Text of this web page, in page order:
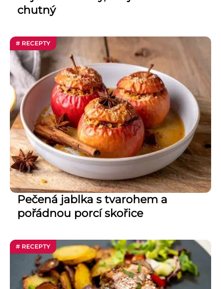
chutný
# RECEPTY
Pečená jablka s tvarohem a
pořádnou porcí skořice
# RECEPTY